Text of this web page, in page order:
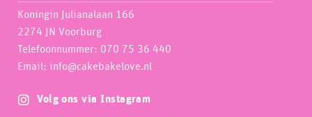
Koningin Julianalaan 166
2274 JN Voorburg
Telefoonnummer: 070 75 36 440
Email: info@cakebakelove.nl
Volg ons via Instagram